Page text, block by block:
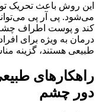
این روش باعث تحریک
می‌شود. پی آر پی
کند و پوست اطراف چشم
درمان به ویژه برای
طبیعی هستند، گزینه
راهکارهای
دور چشم